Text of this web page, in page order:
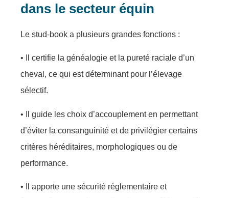
dans le secteur équin
Le stud-book a plusieurs grandes fonctions :
• Il certifie la généalogie et la pureté raciale d’un
cheval, ce qui est déterminant pour l’élevage
sélectif.
• Il guide les choix d’accouplement en permettant
d’éviter la consanguinité et de privilégier certains
critères héréditaires, morphologiques ou de
performance.
• Il apporte une sécurité réglementaire et